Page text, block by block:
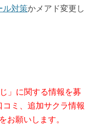
ル対策かメアド変更し
」に関する情報を募
ミ、追加サクラ情報
お願いします。